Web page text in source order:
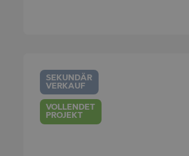
SEKUNDÄR
VERKAUF
VOLLENDET
PROJEKT